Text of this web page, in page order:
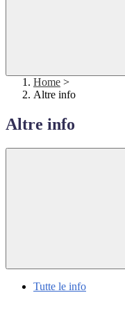
Home >
Altre info
Altre info
Tutte le info